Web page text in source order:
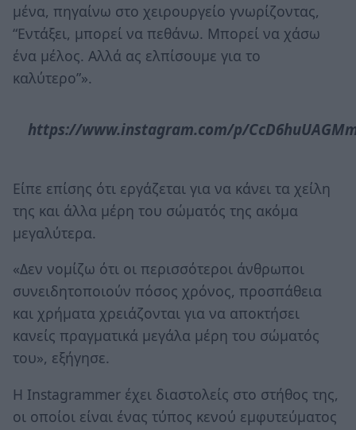
μένα, πηγαίνω στο χειρουργείο γνωρίζοντας,
“Εντάξει, μπορεί να πεθάνω. Μπορεί να χάσω
ένα μέλος. Αλλά ας ελπίσουμε για το
καλύτερο”».
https://www.instagram.com/p/
Είπε επίσης ότι εργάζεται για να κάνει τα χείλη
της και άλλα μέρη του σώματός της ακόμα
μεγαλύτερα.
«Δεν νομίζω ότι οι περισσότεροι άνθρωποι
συνειδητοποιούν πόσος χρόνος, προσπάθεια
και χρήματα χρειάζονται για να αποκτήσει
κανείς πραγματικά μεγάλα μέρη του σώματός
του», εξήγησε.
H Instagrammer έχει διαστολείς στο στήθος της,
οι οποίοι είναι ένας τύπος κενού εμφυτεύματος